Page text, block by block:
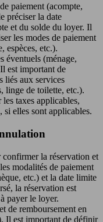
paiement (acompte,
préciser la date
et du solde du loyer. Il
les modes de paiement
espèces, etc.).
éventuels (ménage,
est important de
liés aux services
linge de toilette, etc.).
taxes applicables,
elles sont applicables.
confirmer la réservation et
modalités de paiement
etc.) et la date limite
la réservation est
payer le loyer.
de remboursement en
Il est important de définir